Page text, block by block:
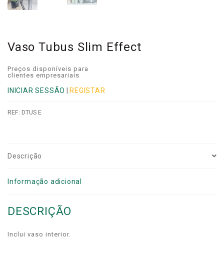
Vaso Tubus Slim Effect
Preços disponíveis para
clientes empresariais
INICIAR SESSÃO REGISTAR
REF: DTUS E
Descrição
Informação adicional
DESCRIÇÃO
Inclui vaso interior.